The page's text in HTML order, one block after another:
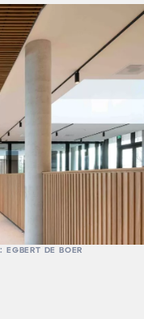
EGBERT DE BOER